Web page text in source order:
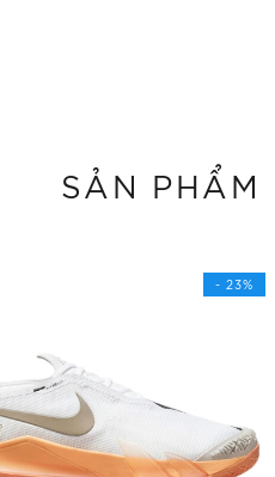
SẢN PHẨM
- 23%